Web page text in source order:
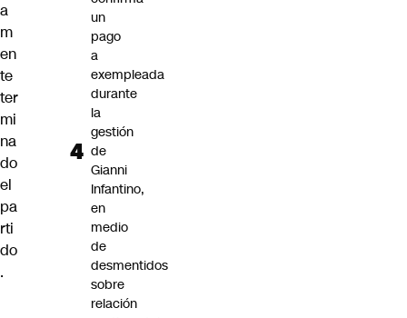
a
m
en
te
ter
mi
na
do
el
pa
rti
do
.
un
pago
a
exempleada
durante
la
gestión
de
Gianni
Infantino,
en
medio
de
desmentidos
sobre
relación